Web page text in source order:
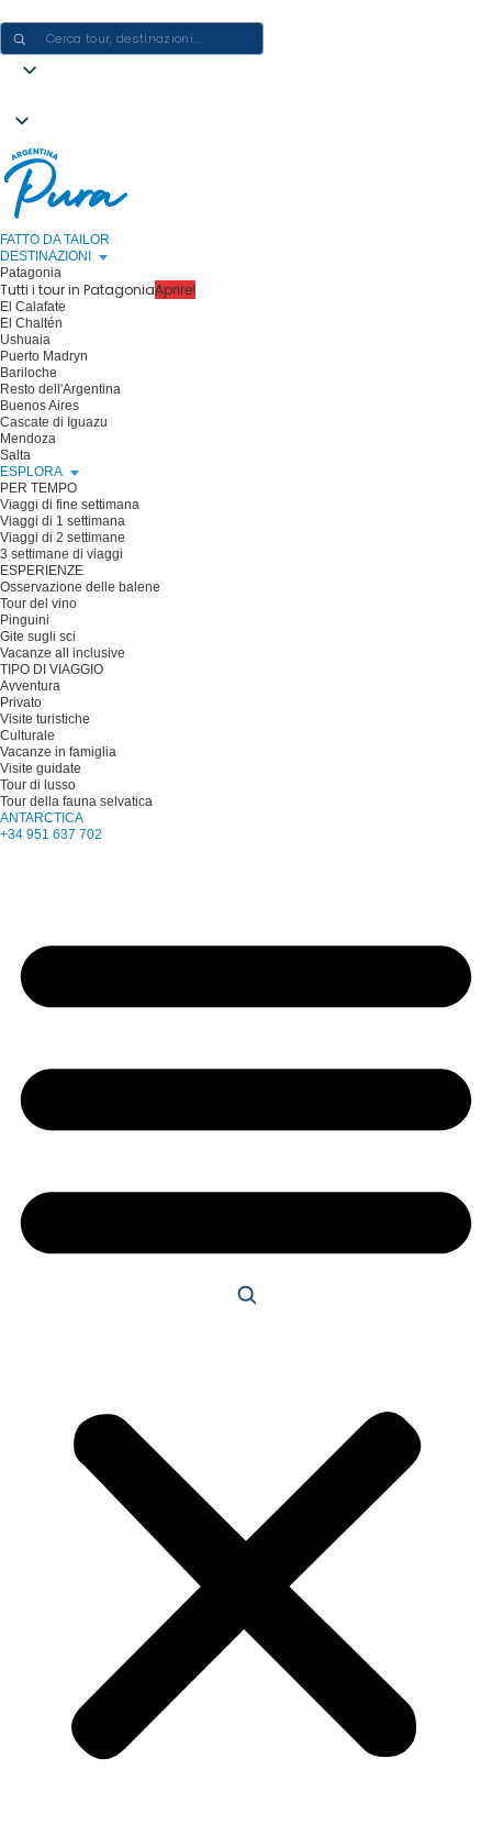
FATTO DA TAILOR
DESTINAZIONI
Patagonia
Tutti i tour in PatagoniaAprire!
El Calafate
El Chaltén
Ushuaia
Puerto Madryn
Bariloche
Resto dell'Argentina
Buenos Aires
Cascate di Iguazu
Mendoza
Salta
ESPLORA
PER TEMPO
Viaggi di fine settimana
Viaggi di 1 settimana
Viaggi di 2 settimane
3 settimane di viaggi
ESPERIENZE
Osservazione delle balene
Tour del vino
Pinguini
Gite sugli sci
Vacanze all inclusive
TIPO DI VIAGGIO
Avventura
Privato
Visite turistiche
Culturale
Vacanze in famiglia
Visite guidate
Tour di lusso
Tour della fauna selvatica
ANTARCTICA
+34 951 637 702